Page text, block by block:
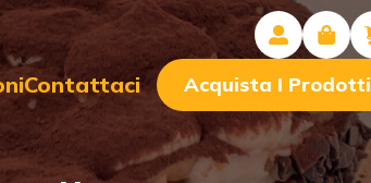
Contattaci Acquista I Prodotti